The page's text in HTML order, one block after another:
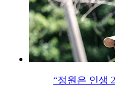
“정원은 인생